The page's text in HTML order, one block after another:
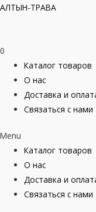
АЛТЫН-ТРАВА
0
Каталог товаров
О нас
Доставка и
Связаться с нами
Menu
Каталог товаров
О нас
Доставка и
Связаться с нами